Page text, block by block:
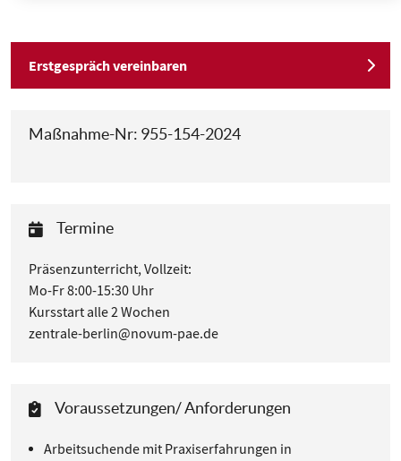
Erstgespräch vereinbaren
Maßnahme-Nr: 955-154-2024
Termine
Präsenzunterricht, Vollzeit:
Mo-Fr 8:00-15:30 Uhr
Kursstart alle 2 Wochen
zentrale-berlin@novum-pae.de
Voraussetzungen/ Anforderungen
Arbeitsuchende mit Praxiserfahrungen in